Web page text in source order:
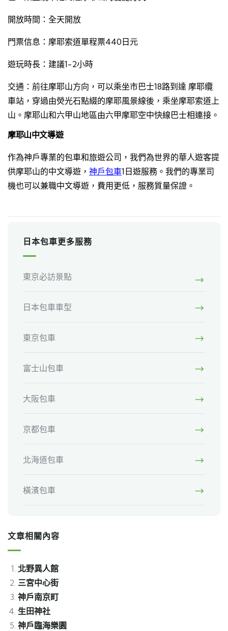
開放時間：全天開放
門票信息：摩耶索道單程票440日元
遊玩時長：建議1-2小時
交通：前往摩耶山方向，可以乘坐市巴士18路到達 摩耶纜
車站，穿過由熒光石點綴的摩耶風景線後，乘坐摩耶索道上
山。摩耶山和六甲山地區由六甲摩耶空中快線巴士相連接。
摩耶山中文導遊
作為神戶專業的包車和旅遊公司，我們為世界的華人遊客提
供摩耶山的中文導遊， 神戶包車1日遊服務。我們的專業司
機也可以兼職中文導遊，費用更低，服務質量保證。
日本包車更多服務
東京必訪景點
日本包車車型
東京包車
富士山包車
大阪包車
京都包車
北海道包車
橫濱包車
文章相關內容
北野異人館
三宮中心街
神戶南京町
生田神社
神戶臨海樂園